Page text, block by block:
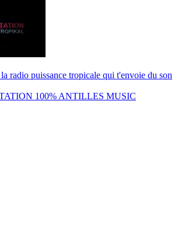
radio puissance tropicale qui t'envoie du son
100% ANTILLES MUSIC